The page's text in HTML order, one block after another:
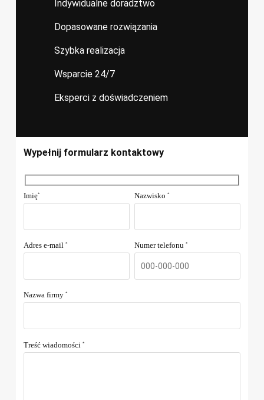
Indywidualne doradztwo
Dopasowane rozwiązania
Szybka realizacja
Wsparcie 24/7
Eksperci z doświadczeniem
Wypełnij formularz kontaktowy
Imię* Nazwisko *
Adres e-mail* Numer telefonu *
Nazwa firmy*
Treść wiadomości*